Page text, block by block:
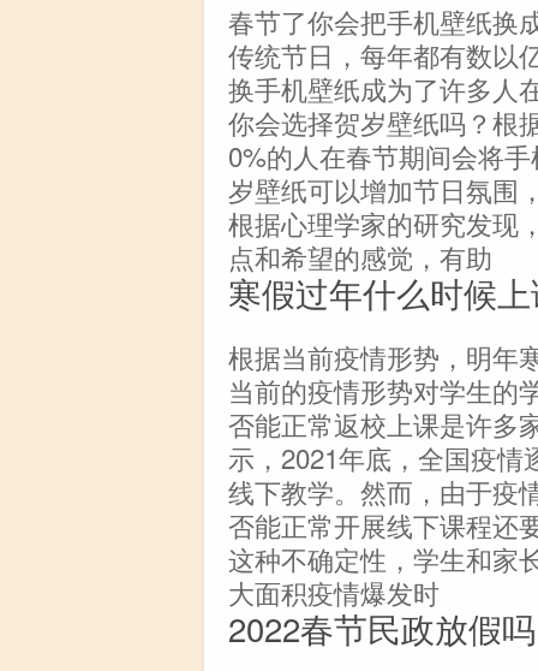
春节了你会把手机壁纸换
传统节日，每年都有数以
换手机壁纸成为了许多人
你会选择贺岁壁纸吗？根
0%的人在春节期间会将
岁壁纸可以增加节日氛围
根据心理学家的研究发现
点和希望的感觉，有助
寒假过年什么时候
根据当前疫情形势，明年
当前的疫情形势对学生的
否能正常返校上课是许多
示，2021年底，全国疫
线下教学。然而，由于疫
否能正常开展线下课程还
这种不确定性，学生和家
大面积疫情爆发时
2022春节民政放假吗